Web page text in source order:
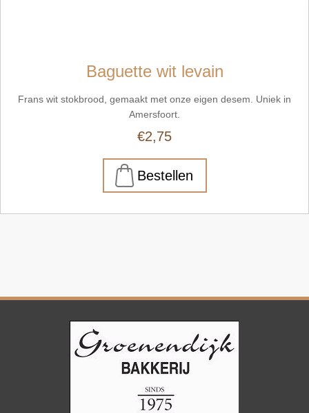
Baguette wit levain
Frans wit stokbrood, gemaakt met onze eigen desem. Uniek in
Amersfoort.
€2,75